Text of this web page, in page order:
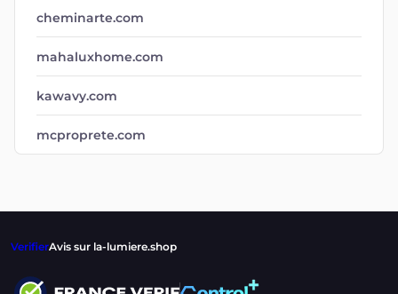
cheminarte.com
mahaluxhome.com
kawavy.com
mcproprete.com
VerifierAvis sur la-lumiere.shop